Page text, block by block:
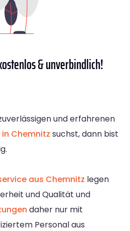
& unverbindlich!
und erfahrenen
Chemnitz suchst, dann bist
aus Chemnitz legen
und Qualität und
daher nur mit
Personal aus